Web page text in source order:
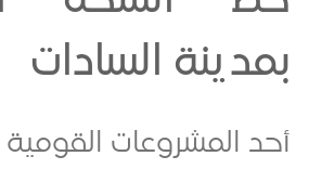
السادات
المشروعات القومية ذات